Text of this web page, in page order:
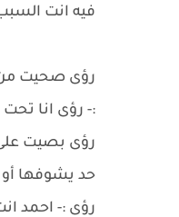
فيه انت
رؤى صحيت من
:- رؤى انا تحت
رؤى بصيت
حد يشوفها أو
رؤى :- احمد